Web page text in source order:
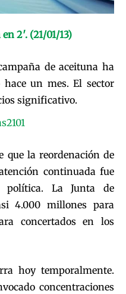
2′. (21/01/13)
de aceituna ha
un mes. El sector
significativo.
que la reordenación de
continuada fue
política. La Junta de
4.000 millones para
concertados en los
hoy temporalmente.
concentraciones